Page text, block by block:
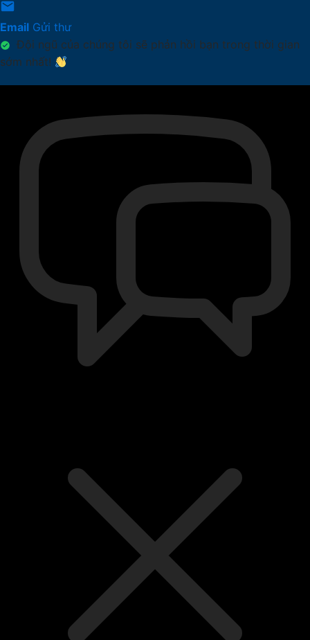
Email Gửi thư
Đội ngũ của chúng tôi sẽ phản hồi bạn trong thời gian
sớm nhất!